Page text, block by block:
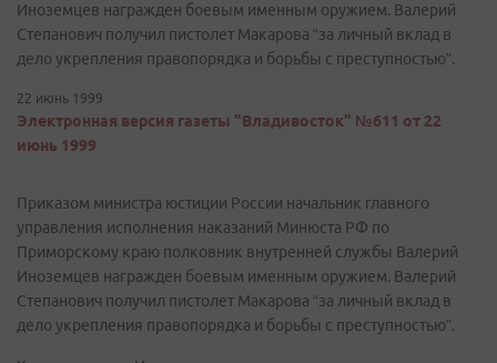
Иноземцев награжден боевым именным оружием. Валерий
Степанович получил пистолет Макарова “за личный вклад в
дело укрепления правопорядка и борьбы с преступностью”.
22 июнь 1999
Электронная версия газеты "Владивосток" №611 от 22
июнь 1999
Приказом министра юстиции России начальник главного
управления исполнения наказаний Минюста РФ по
Приморскому краю полковник внутренней службы Валерий
Иноземцев награжден боевым именным оружием. Валерий
Степанович получил пистолет Макарова “за личный вклад в
дело укрепления правопорядка и борьбы с преступностью”.